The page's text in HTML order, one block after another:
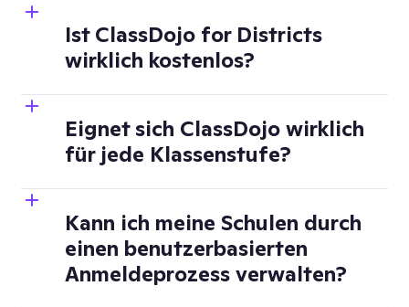
Ist ClassDojo for Districts
wirklich kostenlos?
Eignet sich ClassDojo wirklich
für jede Klassenstufe?
Kann ich meine Schulen durch
einen benutzerbasierten
Anmeldeprozess verwalten?